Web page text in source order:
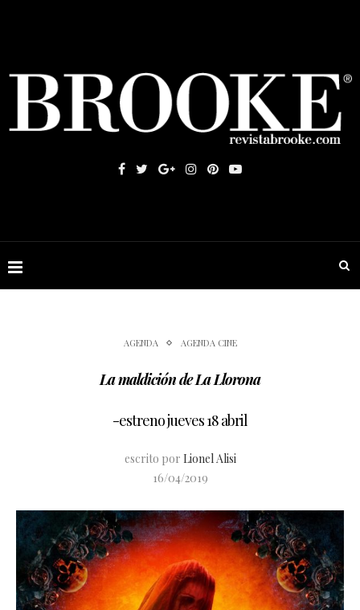
AGENDA AGENDA CINE
La maldición de La Llorona
-estreno jueves 18 abril
escrito por Lionel Alisi
16/04/2019